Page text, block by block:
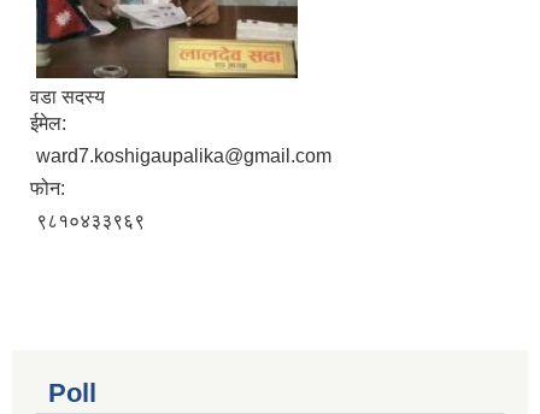
वडा सदस्य
ईमेल:
ward7.koshigaupalika@gmail.com
फोन:
९८१०४३३९६९
Poll